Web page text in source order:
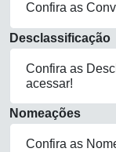
Confira as
Desclassificação
Confira as
acessar!
Nomeações
Confira as